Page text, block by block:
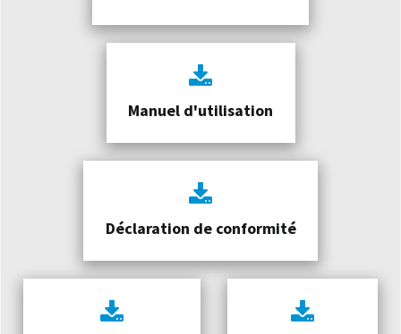
Manuel d'utilisation
Déclaration de conformité